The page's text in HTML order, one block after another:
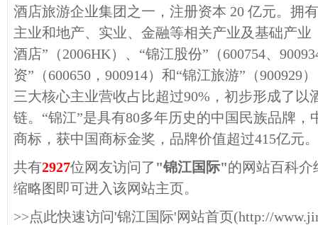
酒店旅游企业集团之一，注册资本 20 亿元。拥
主业和地产、实业、金融等相关产业及基础产业
酒店”（2006HK）、“锦江股份”（600754、
资”（600650，900914）和“锦江旅游”（900929
三大核心主业营收占比超过90%，初步形成了以
链。“锦江”是具有80多年历史的中国民族品牌
商标，获中国商标金奖，品牌价值超过415亿元。
共有2927位网友访问了 "锦江国际"的网站百科
缩略图即可进入该网站主页。
>>点此快速访问'锦江国际'网站首页(http://